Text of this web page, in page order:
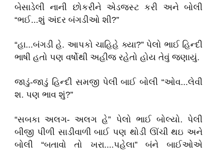
બેસાડેલી નાની છોકરીને એડજસ્ટ કરી અને બોલી
“ભઈ...શું અંદર બંગડીઓ શી?”
“હા...બંગડી હે. આપકો ચાહિહે ક્યા?” પેલો ભાઈ હિન્દી
ભાષી હતો પણ વર્ષોથી અહીજ રહેતો હોય તેવું જણાયું.
જાડું-જાડું હિન્દી સમજી પેલી બાઈ બોલી “ઓવ...લેવી
શ. પણ ભાવ શું?”
“સબકા અલગ- અલગ હે” પેલો ભાઈ બોલ્યો. પેલી
બીજી પીળી સાડીવાળી બાઈ પણ થોડી ઊંચી થઇ અને
બોલી “બતાવો તો ખરા....પહેલા” બંને બાઈઓએ